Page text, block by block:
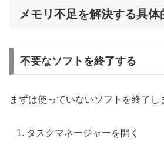
メモリ不足を解決する具体
不要なソフトを終了する
まずは使っていないソフトを終了し
タスクマネージャーを開く